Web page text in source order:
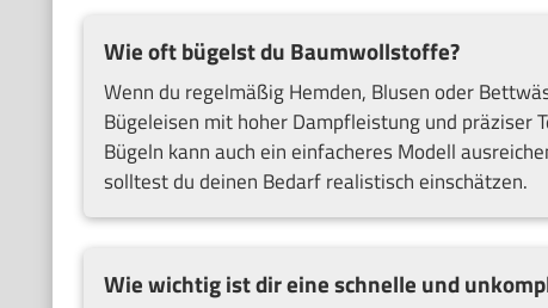
Wie oft bügelst du Baumwollstoffe?
Wenn du regelmäßig Hemden, Blusen oder
Bügeleisen mit hoher Dampfleistung und präziser
Bügeln kann auch ein einfacheres Modell
solltest du deinen Bedarf realistisch einschätzen.
Wie wichtig ist dir eine schnelle und